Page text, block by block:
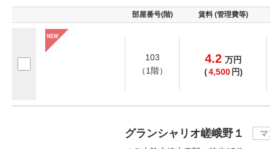
部屋番号(階) 賃料 (管理費等)
103
（1階）
4.2 万円
(4,500 円)
グランシャリオ嵯峨野１